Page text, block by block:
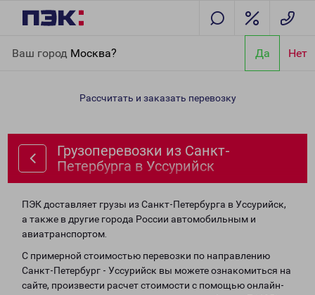
Ваш город Москва? Да Нет
Уссурийск
Рассчитать и заказать перевозку
Грузоперевозки из Санкт-
Петербурга в Уссурийск
ПЭК доставляет грузы из Санкт-Петербурга в Уссурийск,
а также в другие города России автомобильным и
авиатранспортом.
С примерной стоимостью перевозки по направлению
Санкт-Петербург - Уссурийск вы можете ознакомиться на
сайте, произвести расчет стоимости с помощью онлайн-